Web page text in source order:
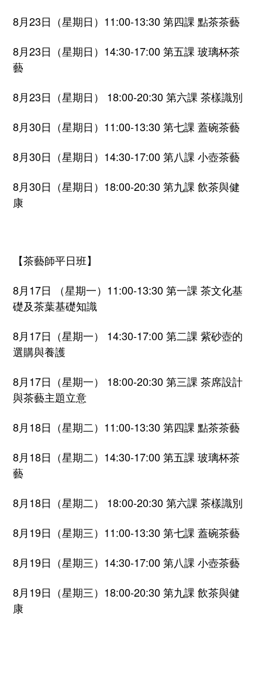
8月23日（星期日）11:00-13:30 第四課 點茶茶藝
8月23日（星期日）14:30-17:00 第五課 玻璃杯茶
藝
8月23日（星期日） 18:00-20:30 第六課 茶樣識別
8月30日（星期日）11:00-13:30 第七課 蓋碗茶藝
8月30日（星期日）14:30-17:00 第八課 小壺茶藝
8月30日（星期日）18:00-20:30 第九課 飲茶與健
康
【茶藝師平日班】
8月17日 （星期一）11:00-13:30 第一課 茶文化基
礎及茶葉基礎知識
8月17日（星期一） 14:30-17:00 第二課 紫砂壺的
選購與養護
8月17日（星期一） 18:00-20:30 第三課 茶席設計
與茶藝主題立意
8月18日（星期二）11:00-13:30 第四課 點茶茶藝
8月18日（星期二）14:30-17:00 第五課 玻璃杯茶
藝
8月18日（星期二） 18:00-20:30 第六課 茶樣識別
8月19日（星期三）11:00-13:30 第七課 蓋碗茶藝
8月19日（星期三）14:30-17:00 第八課 小壺茶藝
8月19日（星期三）18:00-20:30 第九課 飲茶與健
康